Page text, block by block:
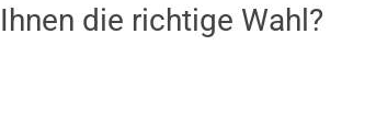
die richtige Wahl?